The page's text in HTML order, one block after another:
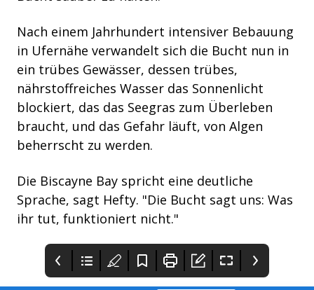
Nach einem Jahrhundert intensiver Bebauung
in Ufernähe verwandelt sich die Bucht nun in
ein trübes Gewässer, dessen trübes,
nährstoffreiches Wasser das Sonnenlicht
blockiert, das das Seegras zum Überleben
braucht, und das Gefahr läuft, von Algen
beherrscht zu werden.
Die Biscayne Bay spricht eine deutliche
Sprache, sagt Hefty. "Die Bucht sagt uns: Was
ihr tut, funktioniert nicht."